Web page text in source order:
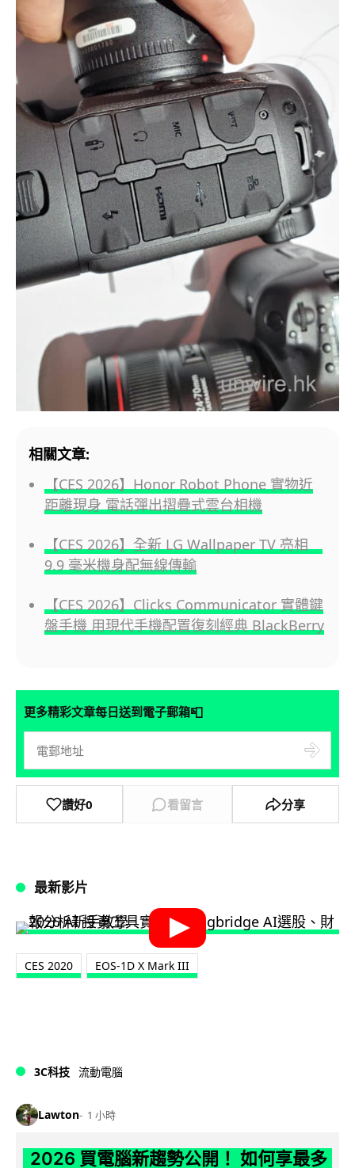
相關文章:
【CES 2026】Honor Robot Phone 實物近
距離現身 電話彈出摺疊式雲台相機
【CES 2026】全新 LG Wallpaper TV 亮相
9.9 毫米機身配無線傳輸
【CES 2026】Clicks Communicator 實體鍵
盤手機 用現代手機配置復刻經典 BlackBerry
更多精彩文章每日送到電子郵箱📮
讚好0 看留言 分享
最新影片
CES 2020 EOS-1D X Mark III
3C科技 流動電腦
Lawton 1 小時
2026 買電腦新趨勢公開！ 如何享最多